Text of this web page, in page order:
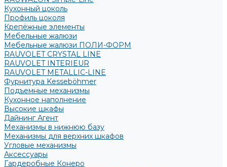
Кухонный цоколь
Профиль цоколя
Крепёжные элементы
Мебельные жалюзи
Мебельные жалюзи ПОЛИ-ФОРМ
RAUVOLET CRYSTAL LINE
RAUVOLET INTERIEUR
RAUVOLET METALLIC-LINE
Фурнитура Kesseböhmer
Подъемные механизмы
Кухонное наполнение
Высокие шкафы
Дайнинг Агент
Механизмы в нижнюю базу
Механизмы для верхних шкафов
Угловые механизмы
Аксессуары
Гардеробные Конеро